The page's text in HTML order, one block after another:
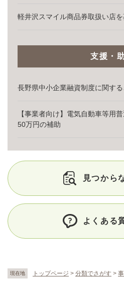
現在地 トップページ > 分類でさがす >
軽井沢スマイル商品券取扱い店
支援・
長野県中小企業融資制度に関す
【事業者向け】電気自動車等用
50万円の補助
見つから
よくある